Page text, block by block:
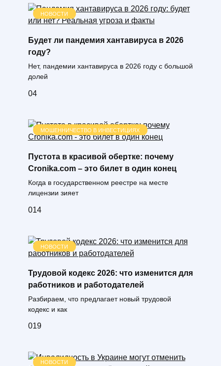
НОВОСТИ
Будет ли пандемия хантавируса в 2026
году?
Нет, пандемии хантавируса в 2026 году с большой
долей
04
МОШЕННИЧЕСТВО В ИНВЕСТИЦИЯХ
Пустота в красивой обертке: почему
Cronika.com – это билет в один конец
Когда в государственном реестре на месте
лицензии зияет
014
НОВОСТИ
Трудовой кодекс 2026: что изменится для
работников и работодателей
Разбираем, что предлагает новый трудовой
кодекс и как
019
НОВОСТИ